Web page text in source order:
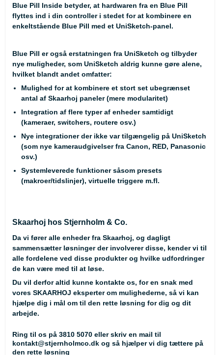
Blue Pill Inside betyder, at hardwaren fra en Blue Pill
flyttes ind i din controller i stedet for at kombinere en
enkeltstående Blue Pill med et UniSketch-panel.
Blue Pill er også erstatningen fra UniSketch og tilbyder
nye muligheder, som UniSketch aldrig kunne gøre alene,
hvilket blandt andet omfatter:
Mulighed for at kombinere et stort set ubegrænset
antal af Skaarhoj paneler (mere modularitet)
Integration af flere typer af enheder samtidigt
(kameraer, switchers, routere osv.)
Nye integrationer der ikke var tilgængelig på UniSketch
(som nye kameraudgivelser fra Canon, RED, Panasonic
osv.)
Systemleverede funktioner såsom presets
(makroer/tidslinjer), virtuelle triggere m.fl.
Skaarhoj hos Stjernholm & Co.
Da vi fører alle enheder fra Skaarhoj, og dagligt
sammensætter løsninger der involverer disse, kender vi til
alle fordelene ved disse produkter og hvilke udfordringer
de kan være med til at løse.
Du vil derfor altid kunne kontakte os, for en snak med
vores SKAARHOJ eksperter om mulighederne, så vi kan
hjælpe dig i mål om til den rette løsning for dig og dit
arbejde.
Ring til os på 3810 5070 eller skriv en mail til
kontakt@stjernholmco.dk og så hjælper vi dig tættere på
den rette løsning